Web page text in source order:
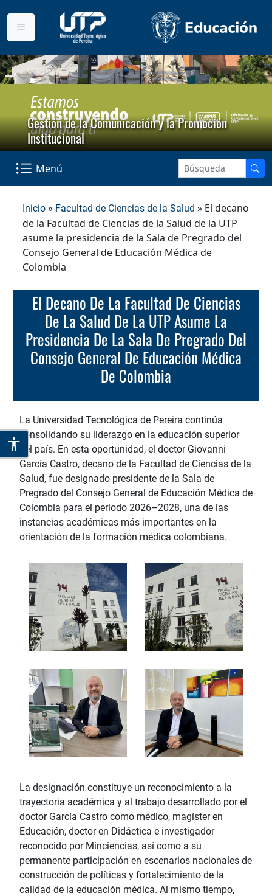
Gestión de la Comunicación y la Promoción
Institucional
Menú
Inicio » Facultad de Ciencias de la Salud » El decano
de la Facultad de Ciencias de la Salud de la UTP
asume la presidencia de la Sala de Pregrado del
Consejo General de Educación Médica de
Colombia
El Decano De La Facultad De Ciencias
De La Salud De La UTP Asume La
Presidencia De La Sala De Pregrado Del
Consejo General De Educación Médica
De Colombia
La Universidad Tecnológica de Pereira continúa
consolidando su liderazgo en la educación superior
del país. En esta oportunidad, el doctor Giovanni
García Castro, decano de la Facultad de Ciencias de la
Salud, fue designado presidente de la Sala de
Pregrado del Consejo General de Educación Médica de
Colombia para el periodo 2026–2028, una de las
instancias académicas más importantes en la
orientación de la formación médica colombiana.
La designación constituye un reconocimiento a la
trayectoria académica y al trabajo desarrollado por el
doctor García Castro como médico, magíster en
Educación, doctor en Didáctica e investigador
reconocido por Minciencias, así como a su
permanente participación en escenarios nacionales de
construcción de políticas y fortalecimiento de la
calidad de la educación médica. Al mismo tiempo,